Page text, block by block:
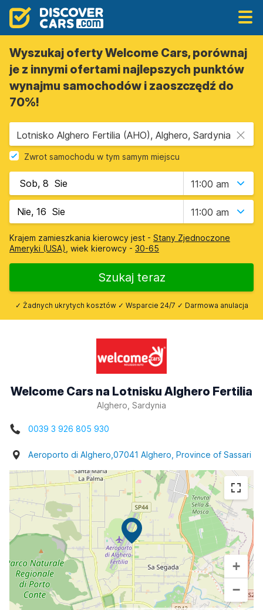
Wyszukaj oferty Welcome Cars, porównaj
je z innymi ofertami najlepszych punktów
wynajmu samochodów i zaoszczędź do
70%!
Lotnisko Alghero Fertilia (AHO), Alghero, Sardynia
Zwrot samochodu w tym samym miejscu
11:00 am
11:00 am
Krajem zamieszkania kierowcy jest - Stany Zjednoczone
Ameryki (USA) , wiek kierowcy - 30-65
Szukaj teraz
✓ Żadnych ukrytych kosztów ✓ Wsparcie 24/7 ✓ Darmowa anulacja
Welcome Cars na Lotnisku Alghero Fertilia
Alghero, Sardynia
0039 3 926 805 930
Aeroporto di Alghero,07041 Alghero, Province of Sassari
+
−